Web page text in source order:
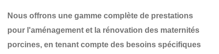
Nous offrons une gamme complète de prestations
pour l'aménagement et la rénovation des maternités
porcines, en tenant compte des besoins spécifiques